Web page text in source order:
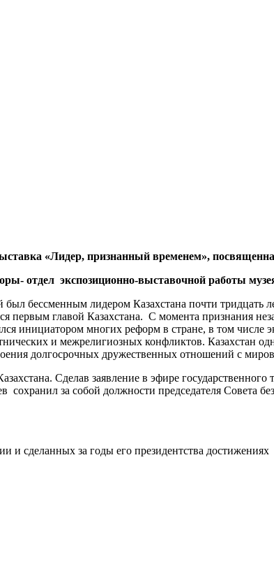
«Лидер, признанный временем»,
отдел экспозиционно-выставочной работы
бессменным лидером Казахстана почти тридцать
первым главой Казахстана. С момента признания
инициатором многих реформ в стране, в том
и межрелигиозных конфликтов. Казахстан
долгосрочных дружественных отношений с
Сделав заявление в эфире государственного
за собой должности председателя Совета
и сделанных за годы его президентства